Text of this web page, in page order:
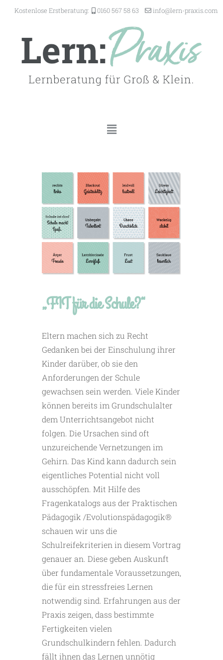
Kostenlose Erstberatung: 0160 567 58 63 moc.s
ixarp
-nrel
@ofni
„FIT für die Schule?“
Eltern machen sich zu Recht
Gedanken bei der Einschulung ihrer
Kinder darüber, ob sie den
Anforderungen der Schule
gewachsen sein werden. Viele Kinder
können bereits im Grundschulalter
dem Unterrichtsangebot nicht
folgen. Die Ursachen sind oft
unzureichende Vernetzungen im
Gehirn. Das Kind kann dadurch sein
eigentliches Potential nicht voll
ausschöpfen. Mit Hilfe des
Fragenkatalogs aus der Praktischen
Pädagogik /Evolutionspädagogik®
schauen wir uns die
Schulreifekriterien in diesem Vortrag
genauer an. Diese geben Auskunft
über fundamentale Voraussetzungen,
die für ein stressfreies Lernen
notwendig sind. Erfahrungen aus der
Praxis zeigen, dass bestimmte
Fertigkeiten vielen
Grundschulkindern fehlen. Dadurch
fällt ihnen das Lernen unnötig